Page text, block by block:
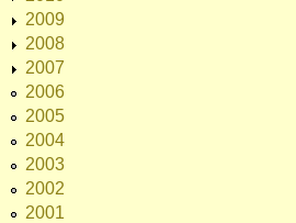
2009
2008
2007
2006
2005
2004
2003
2002
2001